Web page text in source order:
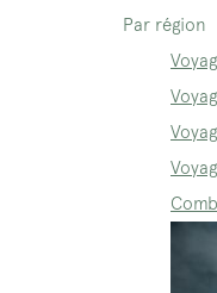
Par région